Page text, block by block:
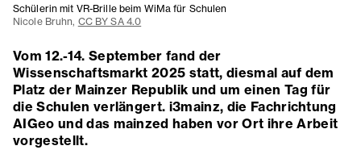
Schülerin mit VR-Brille beim WiMa für Schulen
Nicole Bruhn, CC BY SA 4.0
Vom 12.-14. September fand der
Wissenschaftsmarkt 2025 statt, diesmal auf dem
Platz der Mainzer Republik und um einen Tag für
die Schulen verlängert. i3mainz, die Fachrichtung
AIGeo und das mainzed haben vor Ort ihre Arbeit
vorgestellt.